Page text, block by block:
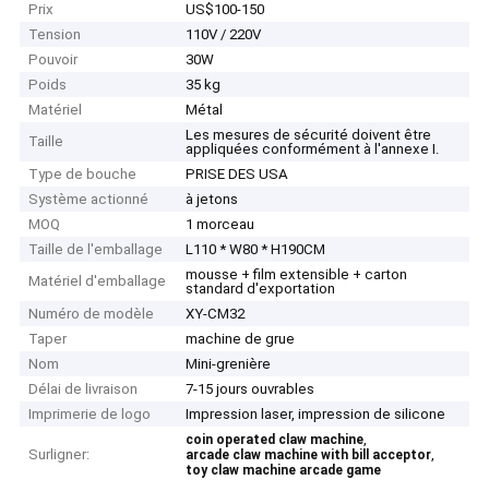
Prix
US$100-150
Tension
110V / 220V
Pouvoir
30W
Poids
35 kg
Matériel
Métal
Taille
Les mesures de sécurité doivent être
appliquées conformément à l'annexe I.
Type de bouche
PRISE DES USA
Système actionné
à jetons
MOQ
1 morceau
Taille de l'emballage
L110 * W80 * H190CM
Matériel d'emballage
mousse + film extensible + carton
standard d'exportation
Numéro de modèle
XY-CM32
Taper
machine de grue
Nom
Mini-grenière
Délai de livraison
7-15 jours ouvrables
Imprimerie de logo
Impression laser, impression de silicone
Surligner:
coin operated claw machine,
arcade claw machine with bill acceptor,
toy claw machine arcade game